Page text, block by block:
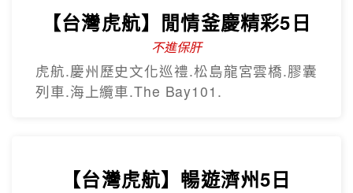
【台灣虎航】閒情釜慶精彩5日
不進保肝
虎航.慶州歷史文化巡禮.松島龍宮雲橋.膠囊
列車.海上纜車.The Bay101.
【台灣虎航】暢遊濟州5日